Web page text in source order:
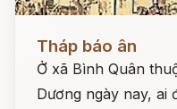
Tháp báo ân
Ở xã Bình Quân
Dương ngày nay, ai